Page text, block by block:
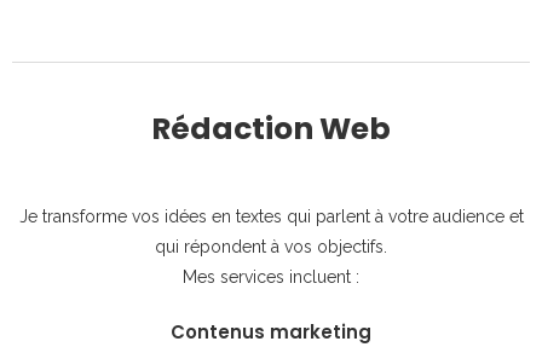
Rédaction Web
Je transforme vos idées en textes qui parlent à votre audience et
qui répondent à vos objectifs.
Mes services incluent :
Contenus marketing